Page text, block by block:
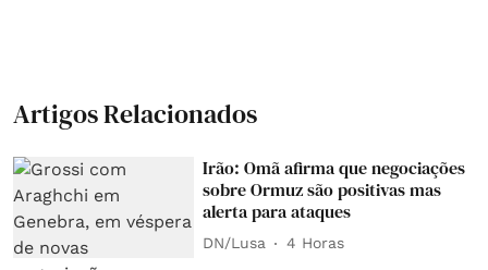
Artigos Relacionados
Irão: Omã afirma que negociações
sobre Ormuz são positivas mas
alerta para ataques
DN/Lusa 4 Horas